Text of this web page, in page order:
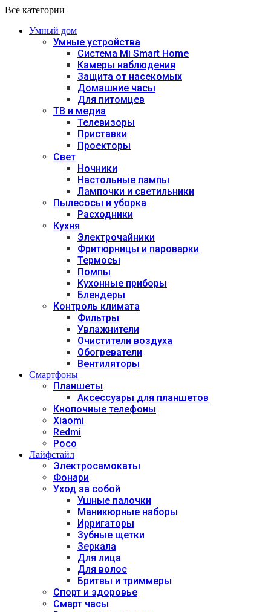
Все категории
Умный дом
Умные устройства
Система Mi Smart Home
Камеры наблюдения
Защита от насекомых
Домашние часы
Для питомцев
ТВ и медиа
Телевизоры
Приставки
Проекторы
Свет
Ночники
Настольные лампы
Лампочки и светильники
Пылесосы и уборка
Расходники
Кухня
Электрочайники
Фритюрницы и пароварки
Термосы
Помпы
Кухонные приборы
Блендеры
Контроль климата
Фильтры
Увлажнители
Очистители воздуха
Обогреватели
Вентиляторы
Смартфоны
Планшеты
Аксессуары для планшетов
Кнопочные телефоны
Xiaomi
Redmi
Poco
Лайфстайл
Электросамокаты
Фонари
Уход за собой
Ушные палочки
Маникюрные наборы
Ирригаторы
Зубные щетки
Зеркала
Для лица
Для волос
Бритвы и триммеры
Спорт и здоровье
Смарт часы